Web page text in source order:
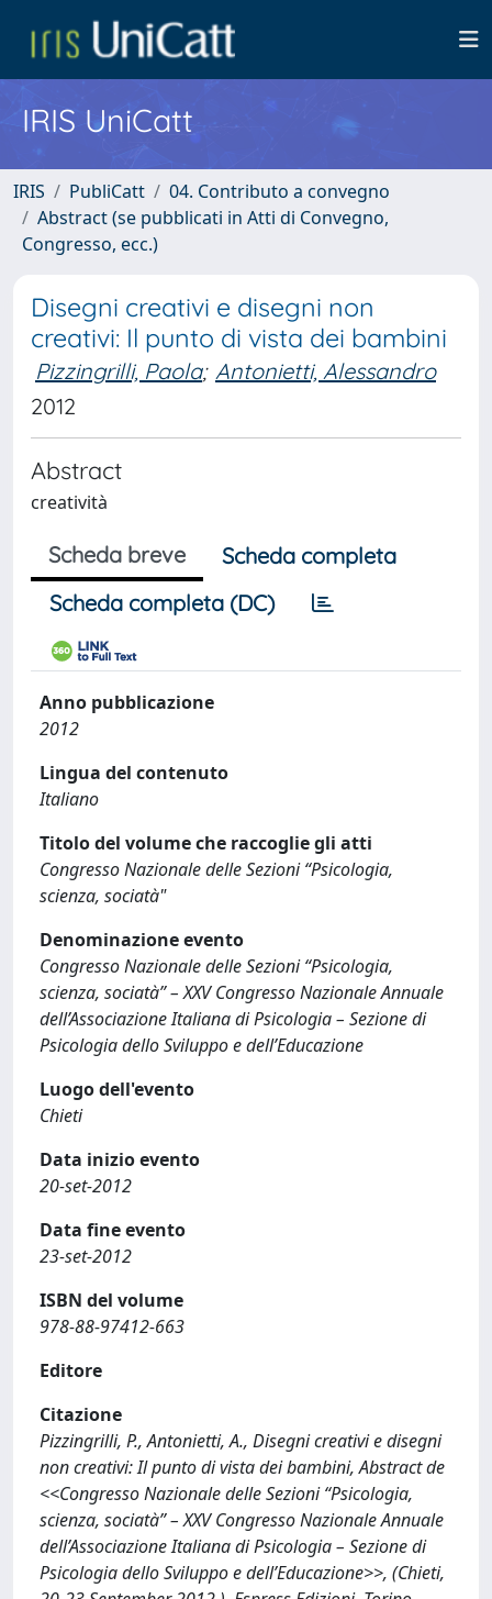
IRIS UniCatt
IRIS PubliCatt
04. Contributo a convegno
Abstract (se pubblicati in Atti di Convegno,
Congresso, ecc.)
Disegni creativi e disegni non
creativi: Il punto di vista dei bambini
Pizzingrilli, Paola; Antonietti, Alessandro
2012
Abstract
creatività
Scheda breve
Scheda completa
Scheda completa (DC)
Anno pubblicazione
2012
Lingua del contenuto
Italiano
Titolo del volume che raccoglie gli atti
Congresso Nazionale delle Sezioni “Psicologia,
scienza, sociatà"
Denominazione evento
Congresso Nazionale delle Sezioni “Psicologia,
scienza, sociatà” – XXV Congresso Nazionale Annuale
dell’Associazione Italiana di Psicologia – Sezione di
Psicologia dello Sviluppo e dell’Educazione
Luogo dell'evento
Chieti
Data inizio evento
20-set-2012
Data fine evento
23-set-2012
ISBN del volume
978-88-97412-663
Editore
Citazione
Pizzingrilli, P., Antonietti, A., Disegni creativi e disegni
non creativi: Il punto di vista dei bambini, Abstract de
<<Congresso Nazionale delle Sezioni “Psicologia,
scienza, sociatà” – XXV Congresso Nazionale Annuale
dell’Associazione Italiana di Psicologia – Sezione di
Psicologia dello Sviluppo e dell’Educazione>>, (Chieti,